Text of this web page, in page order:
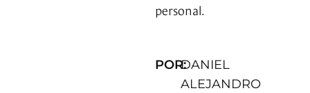
personal.
POR:DANIEL
ALEJANDRO